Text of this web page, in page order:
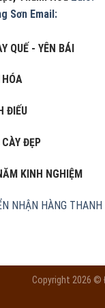
Sơn Email:
QUẾ - YÊN BÁI
ĐIẾU
ĐẸP
KINH NGHIỆM
NHẬN HÀNG
Copyright 2026 ©